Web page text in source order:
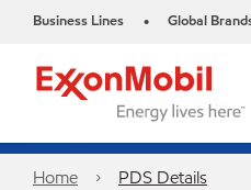
Business Lines • Global
Home PDS Details